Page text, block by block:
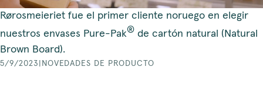
Rørosmeieriet fue el primer cliente noruego en elegir
nuestros envases Pure-Pak® de cartón natural (Natural
Brown Board).
5/9/2023 NOVEDADES DE PRODUCTO